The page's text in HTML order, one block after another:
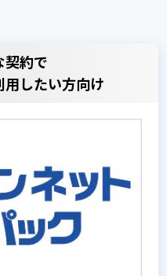
契約で
用したい方向け